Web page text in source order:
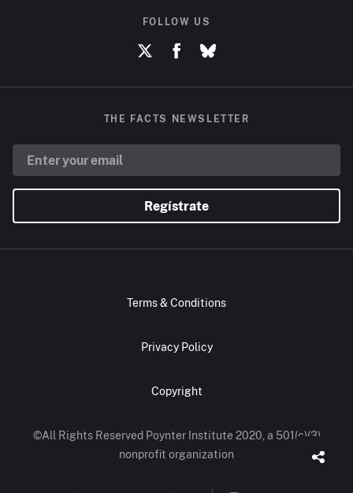
FOLLOW US
THE FACTS NEWSLETTER
Regístrate
Terms & Conditions
Privacy Policy
Copyright
©All Rights Reserved Poynter Institute 2020, a 501(c)(3)
nonprofit organization